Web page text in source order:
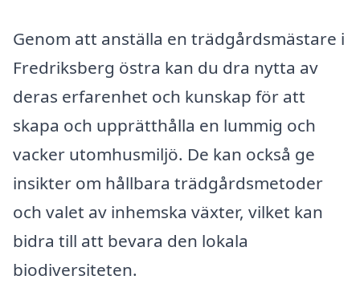
Genom att anställa en trädgårdsmästare i
Fredriksberg östra kan du dra nytta av
deras erfarenhet och kunskap för att
skapa och upprätthålla en lummig och
vacker utomhusmiljö. De kan också ge
insikter om hållbara trädgårdsmetoder
och valet av inhemska växter, vilket kan
bidra till att bevara den lokala
biodiversiteten.